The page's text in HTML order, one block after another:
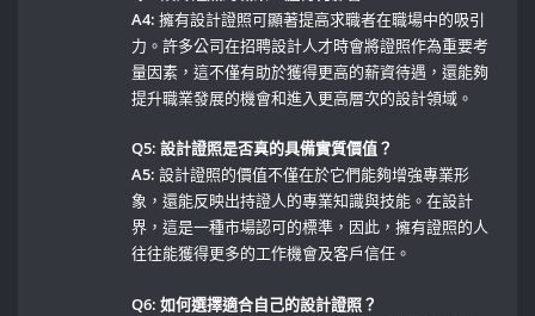
A4: 擁有設計證照可顯著提高求職者在職場中的吸引
力。許多公司在招聘設計人才時會將證照作為重要考
量因素，這不僅有助於獲得更高的薪資待遇，還能夠
提升職業發展的機會和進入更高層次的設計領域。
Q5: 設計證照是否真的具備實質價值？
A5: 設計證照的價值不僅在於它們能夠增強專業形
象，還能反映出持證人的專業知識與技能。在設計
界，這是一種市場認可的標準，因此，擁有證照的人
往往能獲得更多的工作機會及客戶信任。
Q6: 如何選擇適合自己的設計證照？